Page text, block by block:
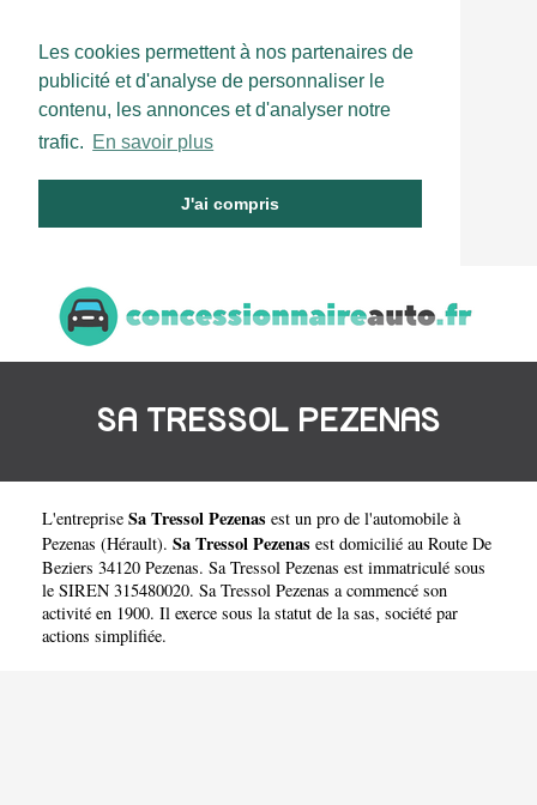
Les cookies permettent à nos partenaires de
publicité et d'analyse de personnaliser le
contenu, les annonces et d'analyser notre
trafic. En savoir plus
J'ai compris
SA TRESSOL PEZENAS
L'entreprise Sa Tressol Pezenas est un pro de l'automobile à
Pezenas (Hérault). Sa Tressol Pezenas est domicilié au Route De
Beziers 34120 Pezenas. Sa Tressol Pezenas est immatriculé sous
le SIREN 315480020. Sa Tressol Pezenas a commencé son
activité en 1900. Il exerce sous la statut de la sas, société par
actions simplifiée.